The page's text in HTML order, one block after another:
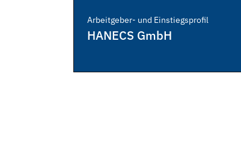
Arbeitgeber- und Einstiegsprofil
HANECS GmbH